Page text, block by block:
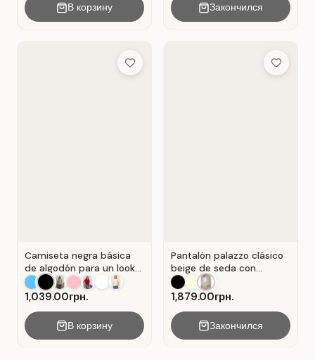
В корзину Закончился
Add to Wish List
Camiseta negra básica
de algodón para un look
casual . Negro.
1,039.00грн.
В корзину
Add to
Pantalón palazzo clásico
beige de seda con
pliegues . Beige.
1,879.00грн.
Закончился